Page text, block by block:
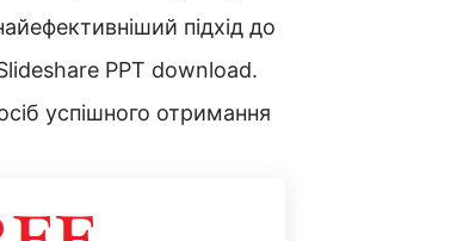
підхід до
PPT download.
успішного отримання